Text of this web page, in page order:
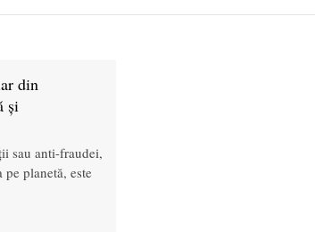
din
și
sau anti-fraudei,
planetă, este